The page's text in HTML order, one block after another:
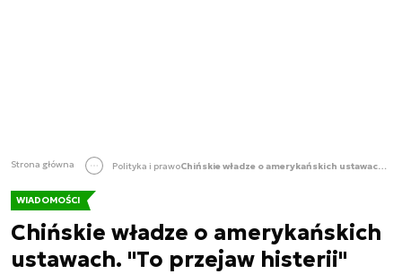
Strona główna Polityka i prawo Chińskie władze o amerykańskich ustawach. "To przejaw histerii"
WIADOMOŚCI
Chińskie władze o amerykańskich
ustawach. "To przejaw histerii"